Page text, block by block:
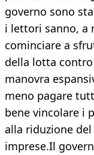
governo sono
i lettori sanno, a
cominciare a
della lotta contro
manovra
meno pagare
bene vincolare i
alla riduzione
imprese.Il